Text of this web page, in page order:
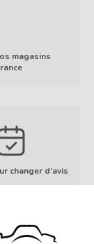
magasins
changer d’avis